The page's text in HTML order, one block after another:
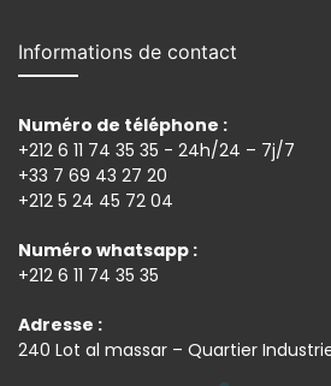
Informations de contact
Numéro de téléphone :
+212 6 11 74 35 35 - 24h/24 – 7j/7
+33 7 69 43 27 20
+212 5 24 45 72 04
Numéro whatsapp :
+212 6 11 74 35 35
Adresse :
240 Lot al massar – Quartier